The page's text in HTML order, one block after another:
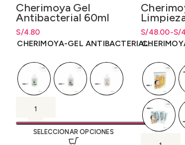
Cherimoya Gel
Antibacterial 60ml
S/4.80
Rango de precios: desde
hastaS/4.80
CHERIMOYA-GEL ANTIBACTERIAL
SELECCIONAR OPCIONES
BurbujaS/
-
S/48.00
Rango de
hasta S/
Rango de
hastaS/